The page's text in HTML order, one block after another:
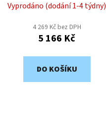
Vyprodáno (dodání 1-4 týdny)
4 269 Kč bez DPH
5 166 Kč
DO KOŠÍKU